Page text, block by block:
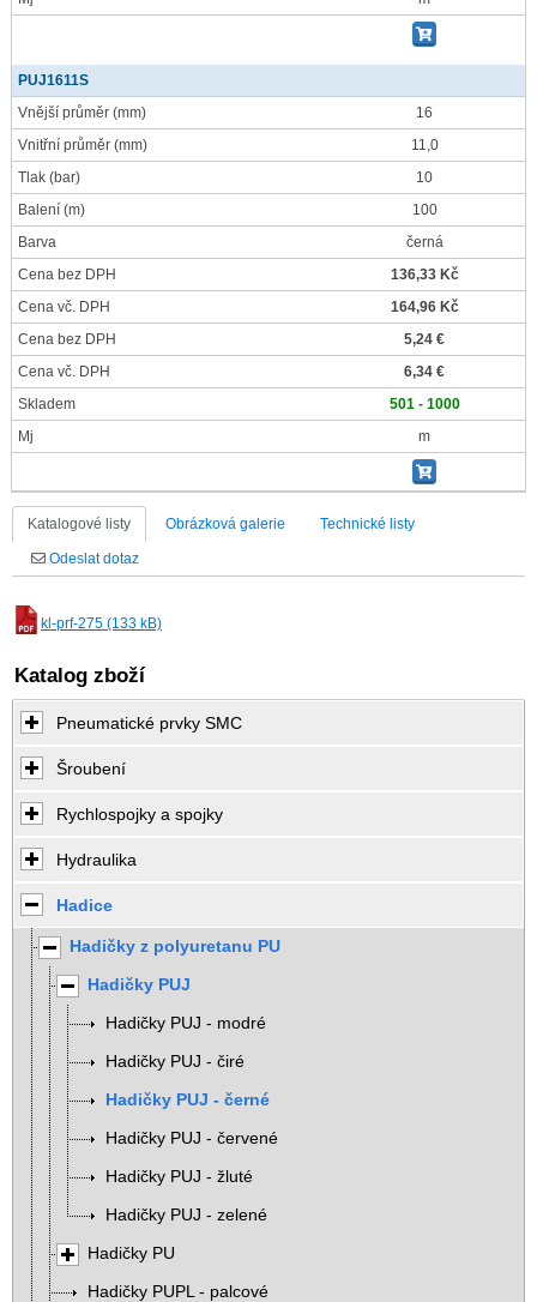
PUJ1611S
Vnější průměr (mm)
16
Vnitřní průměr (mm)
11,0
Tlak (bar)
10
Balení (m)
100
Barva
černá
Cena bez DPH
136,33 Kč
Cena vč. DPH
164,96 Kč
Cena bez DPH
5,24 €
Cena vč. DPH
6,34 €
Skladem
501 - 1000
Mj
m
Katalogové listy Obrázková galerie Technické listy
Odeslat dotaz
kl-prf-275 (133 kB)
Katalog zboží
Pneumatické prvky SMC
Šroubení
Rychlospojky a spojky
Hydraulika
Hadice
Hadičky z polyuretanu PU
Hadičky PUJ
Hadičky PUJ - modré
Hadičky PUJ - čiré
Hadičky PUJ - černé
Hadičky PUJ - červené
Hadičky PUJ - žluté
Hadičky PUJ - zelené
Hadičky PU
Hadičky PUPL - palcové